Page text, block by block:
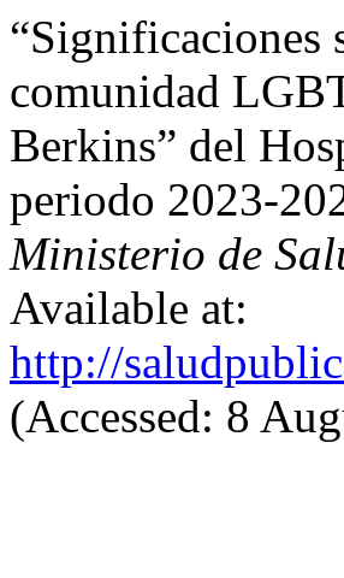
“Significaciones
comunidad
Berkins” del
periodo 2023-
Ministerio de
Available at:
http://
(Accessed: 8